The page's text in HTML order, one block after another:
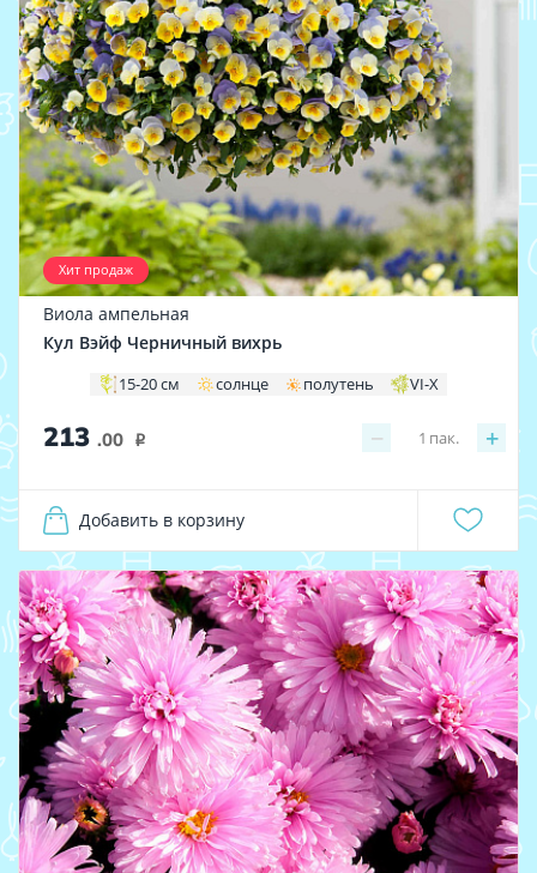
Хит продаж
Виола ампельная
Кул Вэйф Черничный вихрь
15-20 см солнце полутень VI-X
213 .00 i − +
1 пак.
Добавить в корзину